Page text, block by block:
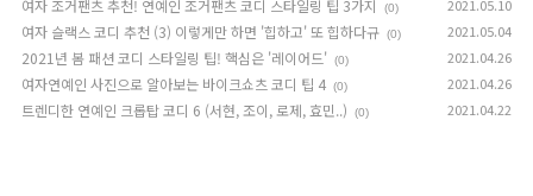
여자 조거팬츠 추천! 연예인 조거팬츠 코디 스타일링 팁 3가지
(0) 2021.05.10
여자 슬랙스 코디 추천 (3) 이렇게만 하면 '힙하고' 또 힙하다규 (0) 2021.05.04
2021년 봄 패션 코디 스타일링 팁! 핵심은 '레이어드' (0) 2021.04.26
여자연예인 사진으로 알아보는 바이크쇼츠 코디 팁 4 (0) 2021.04.26
트렌디한 연예인 크롭탑 코디 6 (서현, 조이, 로제, 효민..) (0) 2021.04.22